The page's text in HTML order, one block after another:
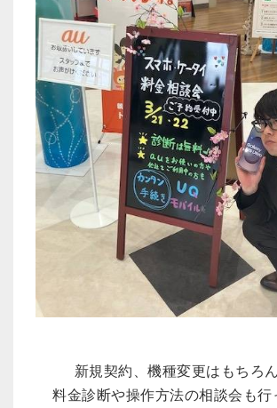
新規契約、機種変更はもちろん
料金診断や操作方法の相談会も行